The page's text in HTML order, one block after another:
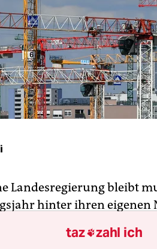
Landesregierung bleibt
hinter ihren eigenen
taz zahl ich